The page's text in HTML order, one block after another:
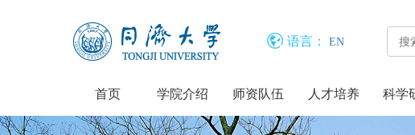
语言： EN
首页 学院介绍 师资队伍 人才培养 科学